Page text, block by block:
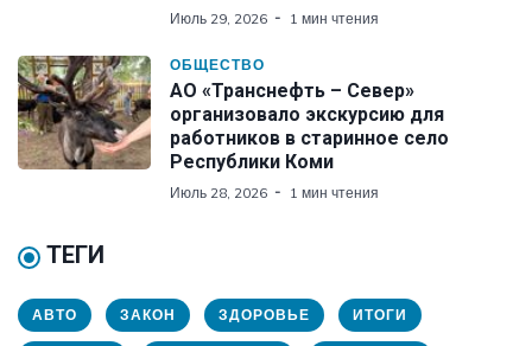
Июль 29, 2026 1 мин чтения
ОБЩЕСТВО
АО «Транснефть – Север»
организовало экскурсию для
работников в старинное село
Республики Коми
Июль 28, 2026 1 мин чтения
ТЕГИ
АВТО ЗАКОН ЗДОРОВЬЕ ИТОГИ